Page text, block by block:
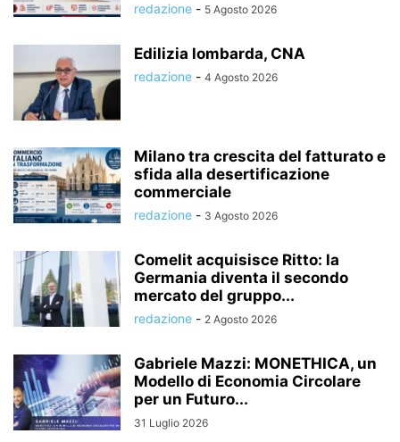
redazione - 5 Agosto 2026
Edilizia lombarda, CNA
redazione - 4 Agosto 2026
Milano tra crescita del fatturato e
sfida alla desertificazione
commerciale
redazione - 3 Agosto 2026
Comelit acquisisce Ritto: la
Germania diventa il secondo
mercato del gruppo...
redazione - 2 Agosto 2026
Gabriele Mazzi: MONETHICA, un
Modello di Economia Circolare
per un Futuro...
31 Luglio 2026